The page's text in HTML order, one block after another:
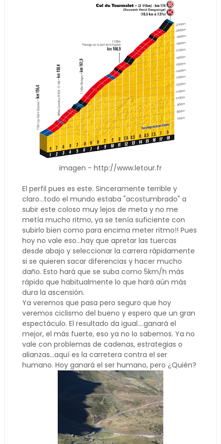
imagen - http://www.letour.fr
El perfil pues es este. Sinceramente terrible y
claro...todo el mundo estaba "acostumbrado" a
subir este coloso muy lejos de meta y no me
metía mucho ritmo, ya se tenía suficiente con
subirlo bien como para encima meter ritmo!! Pues
hoy no vale eso...hay que apretar las tuercas
desde abajo y seleccionar la carrera rápidamente
si se quieren sacar diferencias y hacer mucho
daño. Esto hará que se suba como 5km/h más
rápido que habitualmente lo que hará aún más
dura la ascensión.
Ya veremos que pasa pero seguro que hoy
veremos ciclismo del bueno y espero que un gran
espectáculo. El resultado da igual....ganará el
mejor, el más fuerte, eso ya no lo sabemos. Ya no
vale con problemas de cadenas, estrategias o
alianzas...aquí es la carretera contra el ser
humano. Hoy ganará el ser humano, pero ¿Quién?